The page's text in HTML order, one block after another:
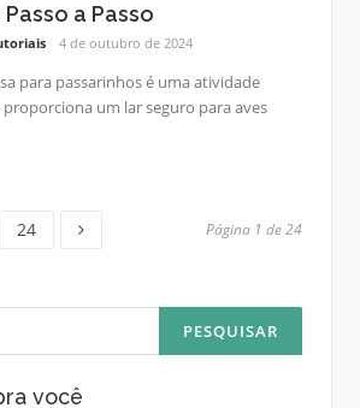
a Passo
4 de outubro de 2024
para passarinhos é uma atividade
um lar seguro para aves
24 Página 1 de 24
você